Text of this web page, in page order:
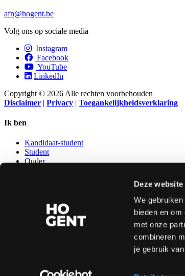
Deze
We
bieden en
met onze
combineren
je gebruik
afn@hogent.be
Volg ons op sociale media
Instagram
Facebook
YouTube
LinkedIn
Copyright © 2026 Alle rechten voorbehouden
Disclaimer | Privacy | Toegankelijkheidsverklaring
Ik ben
Kandidaat-student
Student
Ouder
NUTTIGE LINKS